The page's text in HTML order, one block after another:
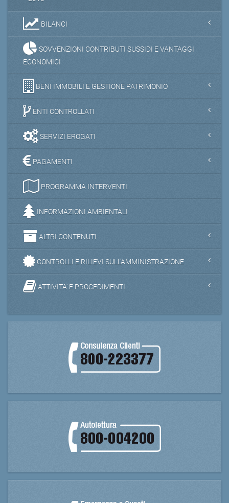
BILANCI
SOVVENZIONI CONTRIBUTI SUSSIDI E VANTAGGI
ECONOMICI
BENI IMMOBILI E GESTIONE PATRIMONIO
ENTI CONTROLLATI
SERVIZI EROGATI
PAGAMENTI
PROGRAMMA INTERVENTI
INFORMAZIONI AMBIENTALI
ALTRI CONTENUTI
CONTROLLI E RILIEVI SULL'AMMINISTRAZIONE
ATTIVITA' E PROCEDIMENTI